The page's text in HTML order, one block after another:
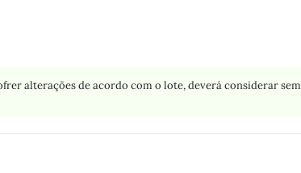
alterações de acordo com o lote, deverá considerar